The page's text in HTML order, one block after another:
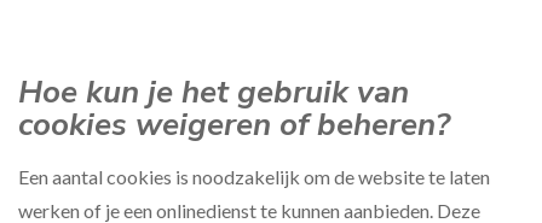
Hoe kun je het gebruik van
cookies weigeren of beheren?
Een aantal cookies is noodzakelijk om de website te laten
werken of je een onlinedienst te kunnen aanbieden. Deze